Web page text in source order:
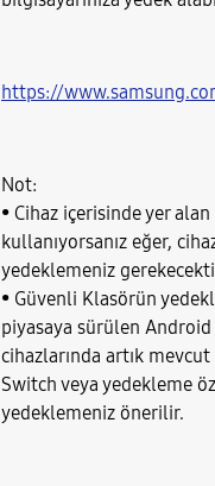
https://
Not:
• Cihaz içerisinde yer
kullanıyorsanız eğer,
yedeklemeniz
• Güvenli Klasörün
piyasaya sürülen
cihazlarında artık
Switch veya yedekleme
yedeklemeniz önerilir.